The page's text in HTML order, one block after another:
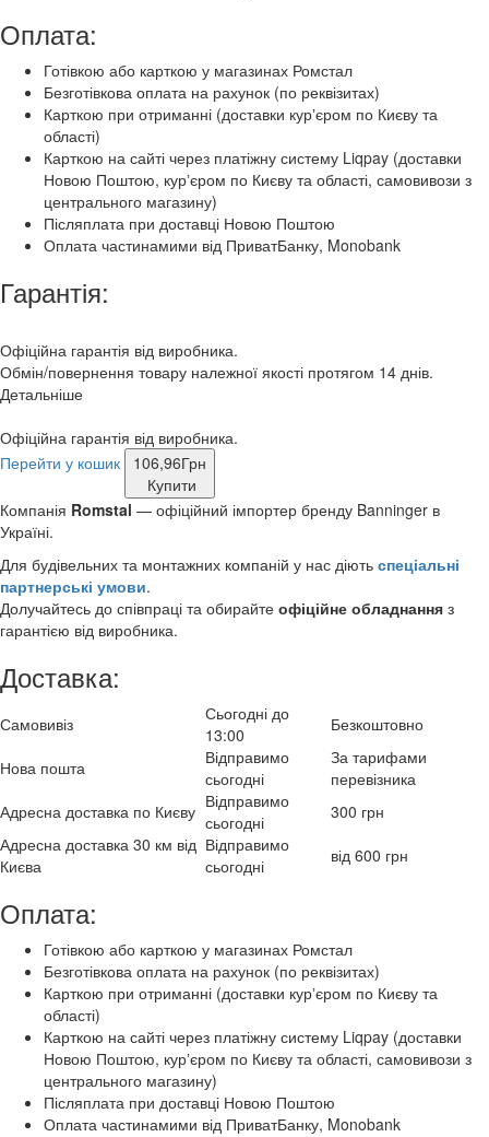
Оплата:
Готівкою або карткою у магазинах Ромстал
Безготівкова оплата на рахунок (по реквізитах)
Карткою при отриманні (доставки курʼєром по Києву та
області)
Карткою на сайті через платіжну систему Liqpay (доставки
Новою Поштою, курʼєром по Києву та області, самовивози з
центрального магазину)
Післяплата при доставці Новою Поштою
Оплата частинамими від ПриватБанку, Monobank
Гарантія:
Офіційна гарантія від виробника.
Обмін/повернення товару належної якості протягом 14 днів.
Детальніше
Офіційна гарантія від виробника.
Перейти у кошик
106,96Грн
Купити
Компанія Romstal — офіційний імпортер бренду Banninger в
Україні.
Для будівельних та монтажних компаній у нас діють спеціальні
партнерські умови.
Долучайтесь до співпраці та обирайте офіційне обладнання з
гарантією від виробника.
Доставка:
Самовивіз
Сьогодні до
13:00
Безкоштовно
Нова пошта
Відправимо
сьогодні
За тарифами
перевізника
Адресна доставка по Києву Відправимо
сьогодні
300 грн
Адресна доставка 30 км від
Києва
Відправимо
сьогодні
від 600 грн
Оплата:
Готівкою або карткою у магазинах Ромстал
Безготівкова оплата на рахунок (по реквізитах)
Карткою при отриманні (доставки курʼєром по Києву та
області)
Карткою на сайті через платіжну систему Liqpay (доставки
Новою Поштою, курʼєром по Києву та області, самовивози з
центрального магазину)
Післяплата при доставці Новою Поштою
Оплата частинамими від ПриватБанку, Monobank